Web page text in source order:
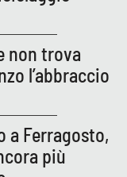
non trova
l’abbraccio
a Ferragosto,
più